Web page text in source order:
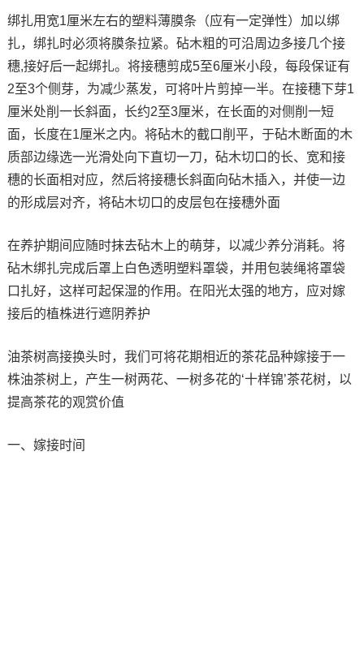
绑扎用宽1厘米左右的塑料薄膜条（应有一定弹性）加以绑
扎，绑扎时必须将膜条拉紧。砧木粗的可沿周边多接几个接
穗,接好后一起绑扎。将接穗剪成5至6厘米小段，每段保证有
2至3个侧芽，为减少蒸发，可将叶片剪掉一半。在接穗下芽1
厘米处削一长斜面，长约2至3厘米，在长面的对侧削一短
面，长度在1厘米之内。将砧木的截口削平，于砧木断面的木
质部边缘选一光滑处向下直切一刀，砧木切口的长、宽和接
穗的长面相对应，然后将接穗长斜面向砧木插入，并使一边
的形成层对齐，将砧木切口的皮层包在接穗外面
在养护期间应随时抹去砧木上的萌芽，以减少养分消耗。将
砧木绑扎完成后罩上白色透明塑料罩袋，并用包装绳将罩袋
口扎好，这样可起保湿的作用。在阳光太强的地方，应对嫁
接后的植株进行遮阴养护
油茶树高接换头时，我们可将花期相近的茶花品种嫁接于一
株油茶树上，产生一树两花、一树多花的‘十样锦’茶花树，以
提高茶花的观赏价值
一、嫁接时间